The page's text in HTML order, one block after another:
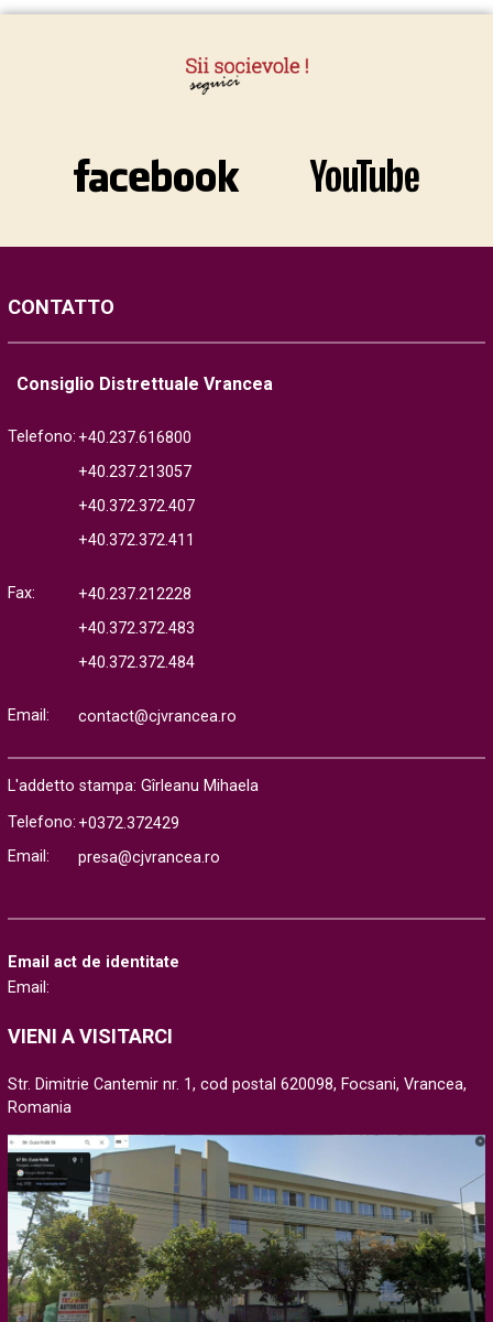
CONTATTO
Consiglio Distrettuale Vrancea
Telefono: +40.237.616800
+40.237.213057
+40.372.372.407
+40.372.372.411
Fax:
+40.237.212228
+40.372.372.483
+40.372.372.484
Email: contact@cjvrancea.ro
L'addetto stampa: Gîrleanu Mihaela
Telefono: +0372.372429
Email:
presa@cjvrancea.ro
Email act de identitate
Email:
VIENI A VISITARCI
Str. Dimitrie Cantemir nr. 1, cod postal 620098, Focsani, Vrancea,
Romania